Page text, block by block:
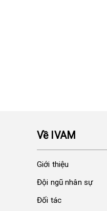
Về IVAM
Giới thiệu
Đội ngũ nhân sự
Đối tác